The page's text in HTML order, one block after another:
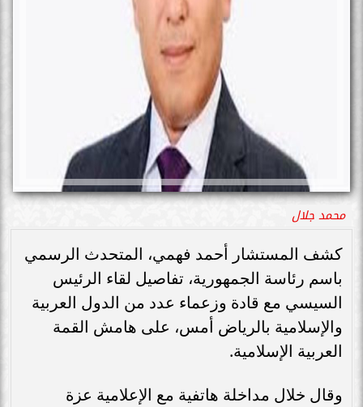
محمد جلال
كشف المستشار أحمد فهمي، المتحدث الرسمي
باسم رئاسة الجمهورية، تفاصيل لقاء الرئيس
السيسي مع قادة وزعماء عدد من الدول العربية
والإسلامية بالرياض أمس، على هامش القمة
العربية الإسلامية.
وقال خلال مداخلة هاتفية مع الإعلامية عزة